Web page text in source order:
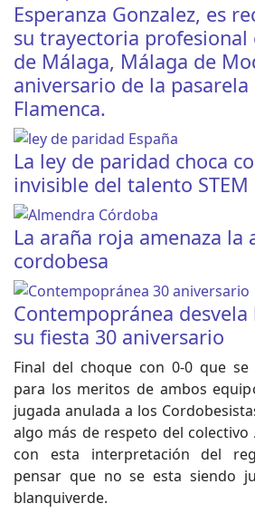
Esperanza Gonzalez, es
su trayectoria profesional
de Málaga, Málaga de
aniversario de la pasarela
Flamenca.
La ley de paridad choca
invisible del talento STEM
La araña roja amenaza la
cordobesa
Contempopránea
su fiesta 30 aniversario
Final del choque con 0-0 que
para los meritos de ambos
jugada anulada a los
algo más de respeto del
con esta interpretación del
pensar que no se esta siendo
blanquiverde.